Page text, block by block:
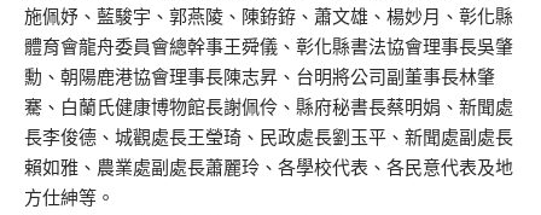
施佩妤、藍駿宇、郭燕陵、陳銌銌、蕭文雄、楊妙月、彰化縣
體育會龍舟委員會總幹事王舜儀、彰化縣書法協會理事長吳肇
勳、朝陽鹿港協會理事長陳志昇、台明將公司副董事長林肇
騫、白蘭氏健康博物館長謝佩伶、縣府秘書長蔡明娟、新聞處
長李俊德、城觀處長王瑩琦、民政處長劉玉平、新聞處副處長
賴如雅、農業處副處長蕭麗玲、各學校代表、各民意代表及地
方仕紳等。